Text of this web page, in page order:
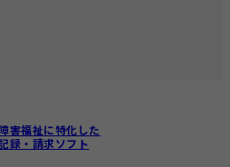
障害福祉に特化した
録・請求ソフト